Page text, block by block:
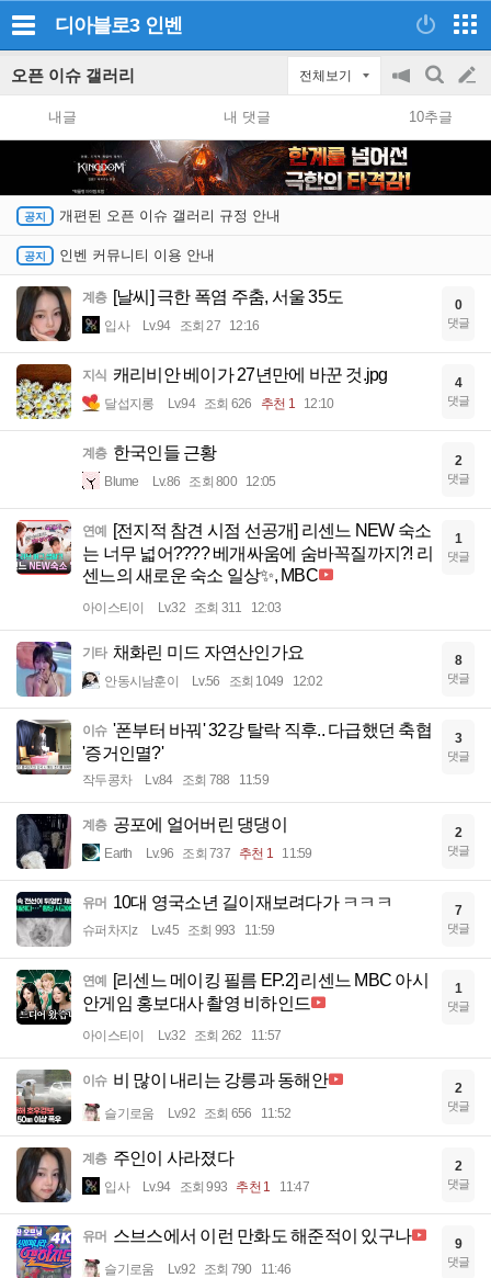
디아블로3 인벤
오픈 이슈 갤러리 전체보기
공
지
on/off
검
색
글
쓰
내글 내 댓글 10추글
개편된 오픈 이슈 갤러리 규정 안내
인벤 커뮤니티 이용 안내
계층 [날씨] 극한 폭염 주춤, 서울 35도
입사 Lv.94 조회 27 12:16
0
댓글
지식 캐리비안 베이가 27년만에 바꾼 것.jpg
달섭지롱 Lv.94 조회 626 추천 1 12:10
4
댓글
계층 한국인들 근황
Blume Lv.86 조회 800 12:05
2
댓글
연예
[전지적 참견 시점 선공개] 리센느 NEW 숙소
는 너무 넓어???? 베개싸움에 숨바꼭질까지?! 리
센느의 새로운 숙소 일상✨, MBC
아이스티이 Lv.32 조회 311 12:03
1
댓글
기타 채화린 미드 자연산인가요
안동시남훈이 Lv.56 조회 1049 12:02
8
댓글
이슈 '폰부터 바꿔' 32강 탈락 직후.. 다급했던 축협
'증거인멸?'
작두콩차 Lv.84 조회 788 11:59
3
댓글
계층 공포에 얼어버린 댕댕이
Earth Lv.96 조회 737 추천 1 11:59
2
댓글
유머 10대 영국소년 길이재보려다가 ㅋㅋㅋ
슈퍼차지z Lv.45 조회 993 11:59
7
댓글
연예
[리센느 메이킹 필름 EP.2] 리센느 MBC 아시
안게임 홍보대사 촬영 비하인드
아이스티이 Lv.32 조회 262 11:57
1
댓글
이슈 비 많이 내리는 강릉과 동해안
슬기로움 Lv.92 조회 656 11:52
2
댓글
계층 주인이 사라졌다
입사 Lv.94 조회 993 추천 1 11:47
2
댓글
유머 스브스에서 이런 만화도 해준적이 있구나
슬기로움 Lv.92 조회 790 11:46
9
댓글